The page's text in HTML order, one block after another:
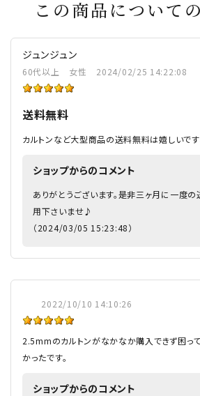
この商品について
ジュンジュン
60代以上 女性 2024/02/25 14:22:08
送料無料
カルトンなど大型商品の送料無料は嬉しいです
ショップからのコメント
ありがとうございます。是非三ヶ月に一度
用下さいませ♪
（2024/03/05 15:23:48）
2022/10/10 14:10:26
2.5mmのカルトンがなかなか購入できず困って
かったです。
ショップからのコメント